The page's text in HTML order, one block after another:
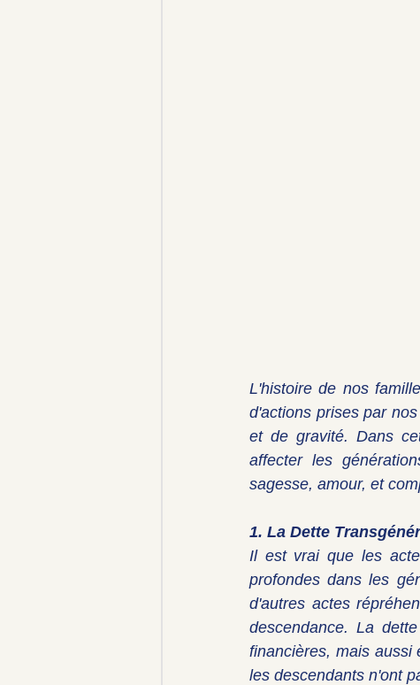
L'histoire de nos
d'actions prises par
et de gravité. Dans
affecter les
sagesse, amour, et
1. La Dette
Il est vrai que les
profondes dans les
d'autres actes
descendance. La
financières, mais aussi
les descendants n'ont